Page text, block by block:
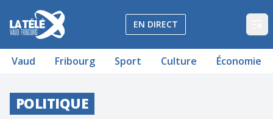
La Télé - Télévision régionale Vaud et Fribourg
EN DIRECT
Vaud Fribourg Sport Culture Économie
POLITIQUE